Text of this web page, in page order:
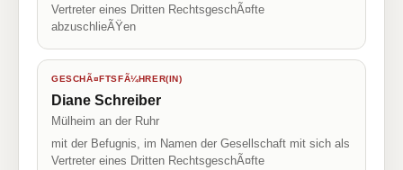
Vertreter eines Dritten RechtsgeschÃ¤fte
abzuschlieÃŸen
GESCHÃ¤FTSFÃ¼HRER(IN)
Diane Schreiber
Mülheim an der Ruhr
mit der Befugnis, im Namen der Gesellschaft mit sich als
Vertreter eines Dritten RechtsgeschÃ¤fte